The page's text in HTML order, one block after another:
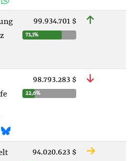
99.934.701 $
73,1%
98.793.283 $
22,6%
94.020.623 $